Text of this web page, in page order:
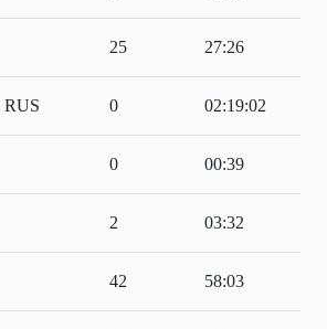
25 27:26
RUS 0 02:19:02
0 00:39
2 03:32
42 58:03